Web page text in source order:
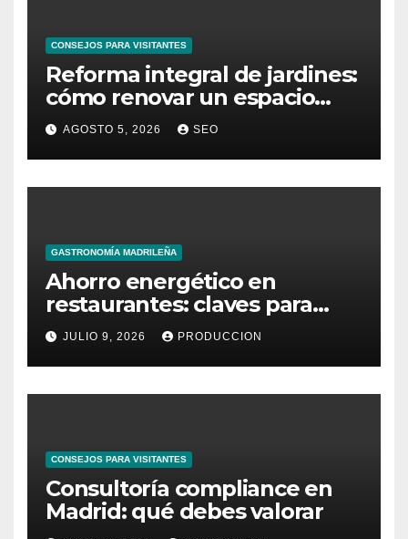
CONSEJOS PARA VISITANTES
Reforma integral de jardines:
cómo renovar un espacio
exterior
AGOSTO 5, 2026 SEO
GASTRONOMÍA MADRILEÑA
Ahorro energético en
restaurantes: claves para
reducir costes mensuales
JULIO 9, 2026 PRODUCCION
CONSEJOS PARA VISITANTES
Consultoría compliance en
Madrid: qué debes valorar